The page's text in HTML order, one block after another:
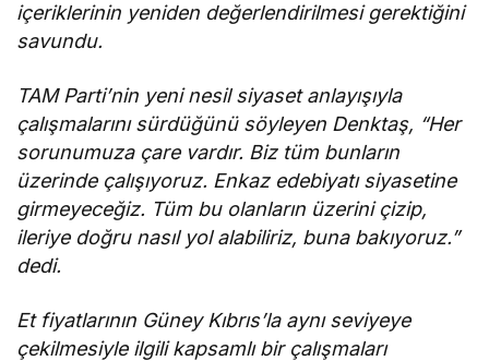
içeriklerinin yeniden değerlendirilmesi gerektiğini
savundu.
TAM Parti’nin yeni nesil siyaset anlayışıyla
çalışmalarını sürdüğünü söyleyen Denktaş, “Her
sorunumuza çare vardır. Biz tüm bunların
üzerinde çalışıyoruz. Enkaz edebiyatı siyasetine
girmeyeceğiz. Tüm bu olanların üzerini çizip,
ileriye doğru nasıl yol alabiliriz, buna bakıyoruz.”
dedi.
Et fiyatlarının Güney Kıbrıs’la aynı seviyeye
çekilmesiyle ilgili kapsamlı bir çalışmaları